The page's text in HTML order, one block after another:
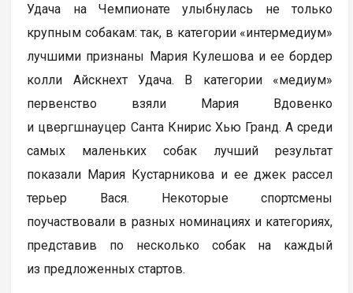
Удача на Чемпионате улыбнулась не только
крупным собакам: так, в категории «интермедиум»
лучшими признаны Мария Кулешова и ее бордер
колли Айскнехт Удача. В категории «медиум»
первенство взяли Мария Вдовенко
и цвергшнауцер Санта Книрис Хью Гранд. А среди
самых маленьких собак лучший результат
показали Мария Кустарникова и ее джек рассел
терьер Вася. Некоторые спортсмены
поучаствовали в разных номинациях и категориях,
представив по несколько собак на каждый
из предложенных стартов.